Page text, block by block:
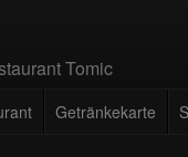
Getränkekarte